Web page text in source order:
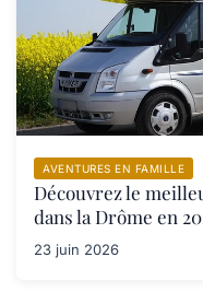
AVENTURES EN FAMILLE
Découvrez le
dans la Drôme en
23 juin 2026